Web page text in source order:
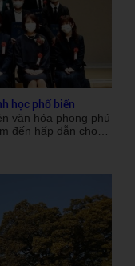
học phổ biến
văn hóa phong phú
đến hấp dẫn cho
tâm của nhiều bạn
mở. Trong bài
hướng nghiệp phổ
Bản, từ đó giúp
quyết định đúng